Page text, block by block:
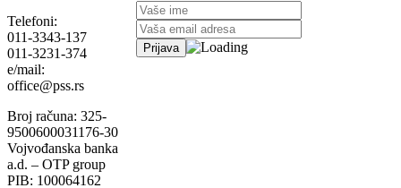
Telefoni:
011-3343-137
011-3231-374
e/mail:
office@pss.rs
Broj računa: 325-
9500600031176-30
Vojvođanska banka
a.d. – OTP group
PIB: 100064162